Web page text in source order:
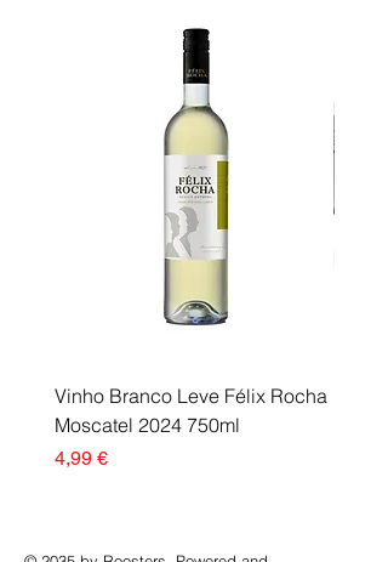
XP-8600 Epson Expression Photo
XP-8600 Series Epson
Expression Photo XP-8605
Vinho Branco Leve Félix Rocha
Moscatel 2024 750ml
Preço
4,99 €